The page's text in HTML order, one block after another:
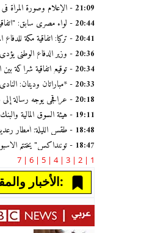
21:09- الإعلام وصورة المرأة في
20:44- لواء مصري سابق: "اتفاقية مكة" تعزز
20:41- تركيا: اتفاقية مكة
20:36- وزير الدفاع الوطني
20:34- توقيع اتفاقية شراكة بين الإدارة العامة
20:33- *مباراتان وديتان: النادي الإفريقي
20:18- عراقجي يوجه رسالة إلى
19:11 - هيئة السوق المالية والبنك المركزي
18:48 - طقس الليلة: أمطار رعدية أحيانا
18:47 - توننداكس" يختتم الأسبوع
1 |
2 |
3 |
4 |
5 |
6 |
7
الأخبار والمقالات المحفوظة: